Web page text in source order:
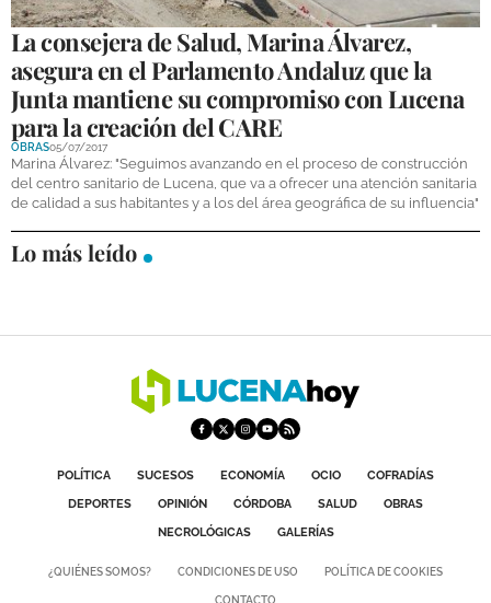
OCIO
COFRADÍAS
DEPORTES
COMPETICIONES
OPINIÓN
La consejera de Salud, Marina Álvarez,
asegura en el Parlamento Andaluz que la
Junta mantiene su compromiso con Lucena
para la creación del CARE
OBRAS05/07/2017
Marina Álvarez: "Seguimos avanzando en el proceso de construcción
del centro sanitario de Lucena, que va a ofrecer una atención sanitaria
de calidad a sus habitantes y a los del área geográfica de su influencia"
Lo más leído
POLÍTICA SUCESOS ECONOMÍA OCIO
COFRADÍAS
DEPORTES
OPINIÓN CÓRDOBA SALUD
OBRAS
NECROLÓGICAS
GALERÍAS
¿QUIÉNES SOMOS? CONDICIONES DE USO POLÍTICA DE COOKIES
CONTACTO